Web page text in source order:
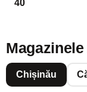
40
Chișinău